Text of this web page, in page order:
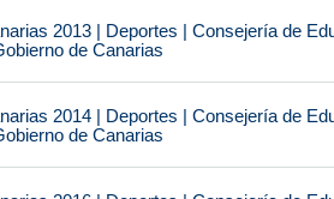
2013 | Deportes | Consejería de
de Canarias
2014 | Deportes | Consejería de
de Canarias